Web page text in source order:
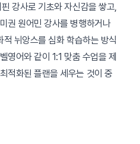
강사로 기초와 자신감을 쌓고,
권 원어민 강사를 병행하거나
적 뉘앙스를 심화 학습하는 방식
영어와 같이 1:1 맞춤 수업을 제
적화된 플랜을 세우는 것이 중